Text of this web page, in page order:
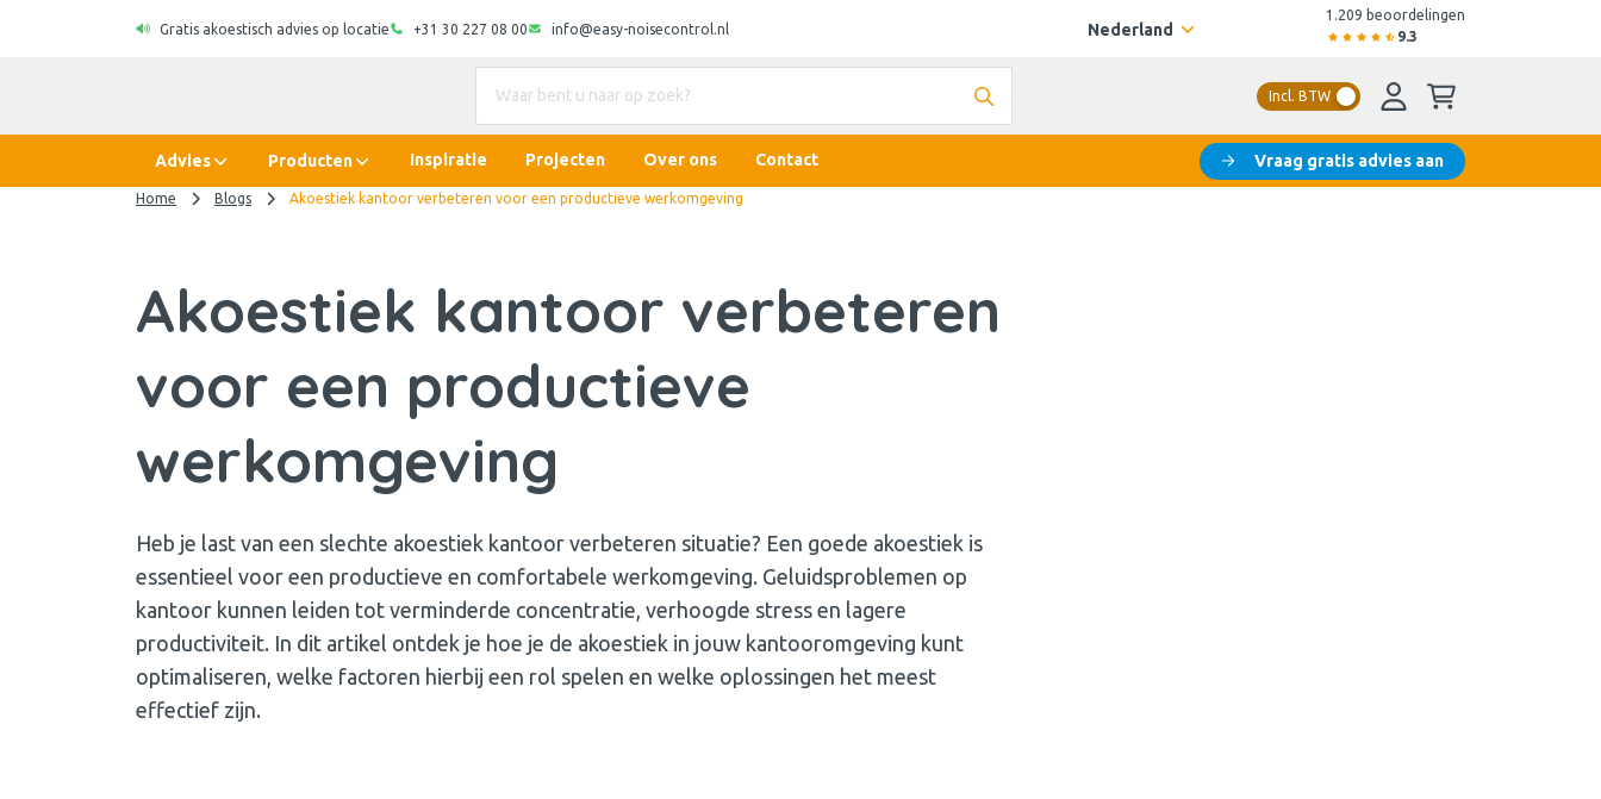
Gratis akoestisch advies op locatie +31 30 227 08 00 info@easy-noisecontrol.nl Nederland
1.209 beoordelingen
9.3
Incl. BTW
Advies Producten Inspiratie Projecten Over ons Contact Vraag gratis advies aan
Home Blogs Akoestiek kantoor verbeteren voor een productieve werkomgeving
Akoestiek kantoor verbeteren
voor een productieve
werkomgeving
Heb je last van een slechte akoestiek kantoor verbeteren situatie? Een goede akoestiek is
essentieel voor een productieve en comfortabele werkomgeving. Geluidsproblemen op
kantoor kunnen leiden tot verminderde concentratie, verhoogde stress en lagere
productiviteit. In dit artikel ontdek je hoe je de akoestiek in jouw kantooromgeving kunt
optimaliseren, welke factoren hierbij een rol spelen en welke oplossingen het meest
effectief zijn.